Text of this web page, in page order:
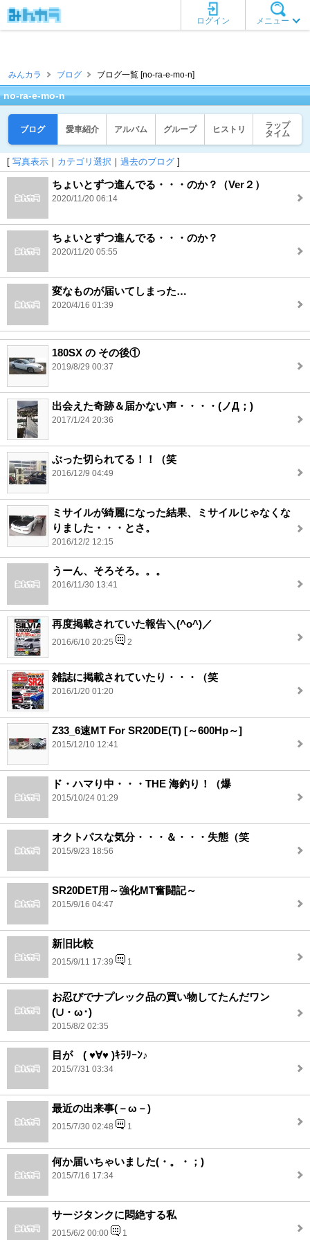
メニュー
ログイン
みんカラ ブログ ブログ一覧 [no-ra-e-mo-n]
no-ra-e-mo-n
ブログ 愛車紹介 アルバム グループ ヒストリ
ラップ
タイム
[ 写真表示 ｜ カテゴリ選択 ｜ 過去のブログ ]
ちょいとずつ進んでる・・・のか？（Ver２）
2020/11/20 06:14
ちょいとずつ進んでる・・・のか？
2020/11/20 05:55
変なものが届いてしまった…
2020/4/16 01:39
180SX の その後①
2019/8/29 00:37
出会えた奇跡＆届かない声・・・・(ノД；)
2017/1/24 20:36
ぶった切られてる！！（笑
2016/12/9 04:49
ミサイルが綺麗になった結果、ミサイルじゃなくな
りました・・・とさ。
2016/12/2 12:15
うーん、そろそろ。。。
2016/11/30 13:41
再度掲載されていた報告＼(^o^)／
2016/6/10 20:25 2
雑誌に掲載されていたり・・・（笑
2016/1/20 01:20
Z33_6速MT For SR20DE(T) [～600Hp～]
2015/12/10 12:41
ド・ハマり中・・・THE 海釣り！（爆
2015/10/24 01:29
オクトパスな気分・・・＆・・・失態（笑
2015/9/23 18:56
SR20DET用～強化MT奮闘記～
2015/9/16 04:47
新旧比較
2015/9/11 17:39 1
お忍びでナプレック品の買い物してたんだワン
(∪・ω･)
2015/8/2 02:35
目が ( ♥∀♥ )ｷﾗﾘｰﾝ♪
2015/7/31 03:34
最近の出来事(－ω－)
2015/7/30 02:48 1
何か届いちゃいました(・。・；)
2015/7/16 17:34
サージタンクに悶絶する私
2015/6/2 00:00 1